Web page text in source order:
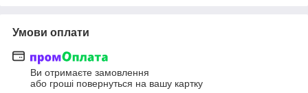
Умови оплати
Ви отримаєте замовлення
або гроші повернуться на вашу картку